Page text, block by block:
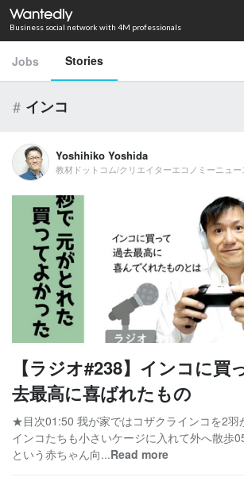
Business social network with 4M professionals
Jobs Stories
# インコ
Yoshihiko Yoshida
教材ドットコム/クリエイターエコノミーニュー
【ラジオ#238】インコに買
去最高に喜ばれたもの
★目次01:50 我が家ではコザクラインコを2羽
インコたちも小さいケージに入れて外へ散歩
という赤ちゃん向...Read more